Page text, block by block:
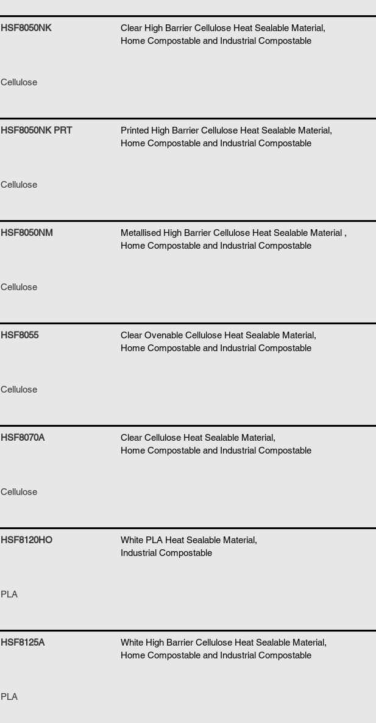
HSF8050NK
Clear High Barrier Cellulose Heat Sealable Material,
Home Compostable and Industrial Compostable
Cellulose
HSF8050NK PRT
Printed High Barrier Cellulose Heat Sealable Material,
Home Compostable and Industrial Compostable
Cellulose
HSF8050NM
Metallised High Barrier Cellulose Heat Sealable Material ,
Home Compostable and Industrial Compostable
Cellulose
HSF8055
Clear Ovenable Cellulose Heat Sealable Material,
Home Compostable and Industrial Compostable
Cellulose
HSF8070A
Clear Cellulose Heat Sealable Material,
Home Compostable and Industrial Compostable
Cellulose
HSF8120HO
White PLA Heat Sealable Material,
Industrial Compostable
PLA
HSF8125A
White High Barrier Cellulose Heat Sealable Material,
Home Compostable and Industrial Compostable
PLA